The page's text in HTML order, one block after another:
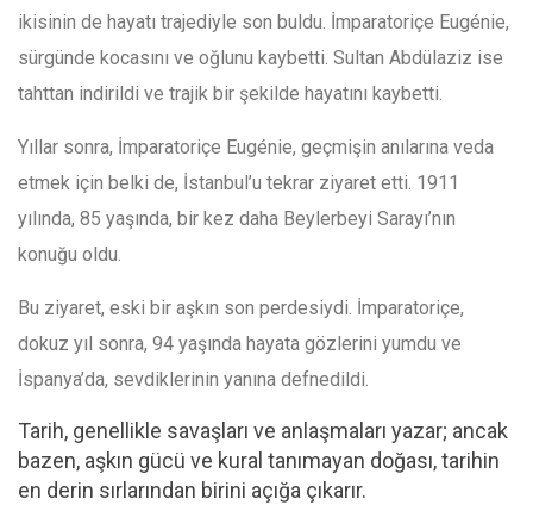
ikisinin de hayatı trajediyle son buldu. İmparatoriçe Eugénie,
sürgünde kocasını ve oğlunu kaybetti. Sultan Abdülaziz ise
tahttan indirildi ve trajik bir şekilde hayatını kaybetti.
Yıllar sonra, İmparatoriçe Eugénie, geçmişin anılarına veda
etmek için belki de, İstanbul’u tekrar ziyaret etti. 1911
yılında, 85 yaşında, bir kez daha Beylerbeyi Sarayı’nın
konuğu oldu.
Bu ziyaret, eski bir aşkın son perdesiydi. İmparatoriçe,
dokuz yıl sonra, 94 yaşında hayata gözlerini yumdu ve
İspanya’da, sevdiklerinin yanına defnedildi.
Tarih, genellikle savaşları ve anlaşmaları yazar; ancak
bazen, aşkın gücü ve kural tanımayan doğası, tarihin
en derin sırlarından birini açığa çıkarır.